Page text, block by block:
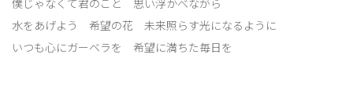
僕じゃなくて君のこと 思い浮かべながら
水をあげよう 希望の花 未来照らす光になるように
いつも心にガーベラを 希望に満ちた毎日を